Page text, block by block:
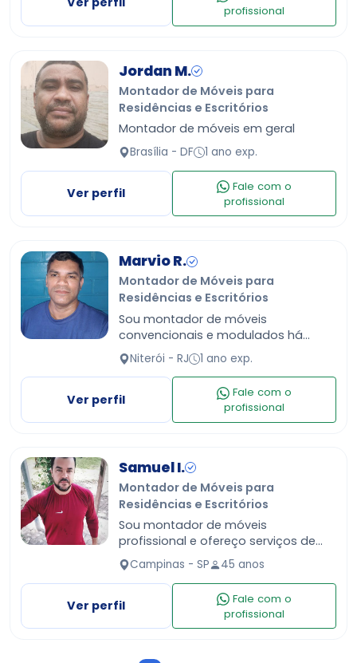
profissional
Jordan M.
Montador de Móveis para
Residências e Escritórios
Montador de móveis em geral
Brasília - DF 1 ano exp.
Ver perfil
Fale com o
profissional
Marvio R.
Montador de Móveis para
Residências e Escritórios
Sou montador de móveis
convencionais e modulados há
alguns anos com bastante
experiência na área. Trabalho com
empresas parceiras também. Fico
no seu aguardo …
Niterói - RJ 1 ano exp.
Ver perfil
Fale com o
profissional
Samuel I.
Montador de Móveis para
Residências e Escritórios
Sou montador de móveis
profissional e ofereço serviços de
montagem desmontagem e
instalação de móveis em geral
reparos e consertos. Também sou
ajudante de car…
Campinas - SP 45 anos
Ver perfil
Fale com o
profissional